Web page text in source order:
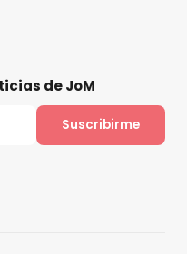
de JoM
Suscribirme